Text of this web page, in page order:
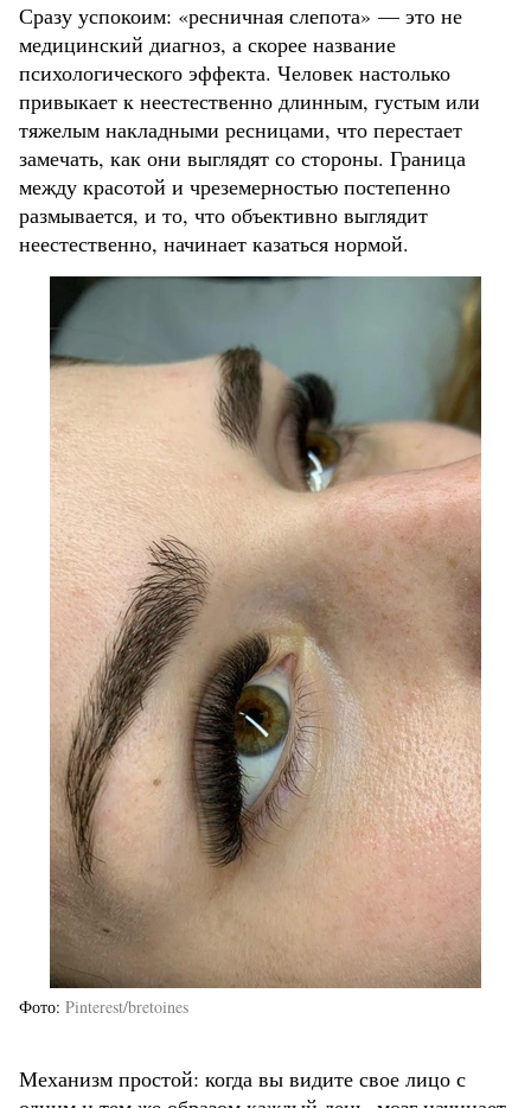
Сразу успокоим: «ресничная слепота» — это не
медицинский диагноз, а скорее название
психологического эффекта. Человек настолько
привыкает к неестественно длинным, густым или
тяжелым накладными ресницами, что перестает
замечать, как они выглядят со стороны. Граница
между красотой и чреземерностью постепенно
размывается, и то, что объективно выглядит
неестественно, начинает казаться нормой.
Фото Pinterest/bretoines
Механизм простой: когда вы видите свое лицо с